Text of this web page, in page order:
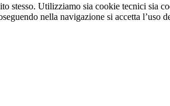
stesso. Utilizziamo sia cookie tecnici sia
nella navigazione si accetta l’uso